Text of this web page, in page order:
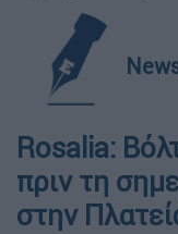
Rosalia:
πριν τη
στην